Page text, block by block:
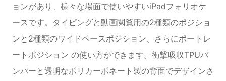
ョンがあり、様々な場面で使いやすいiPadフォリオケ
ースです。タイピングと動画閲覧用の2種類のポジショ
ンと2種類のワイドベースポジション、さらにポートレ
ートポジション の使い方ができます。衝撃吸収TPUバ
ンパーと透明なポリカーボネート製の背面でデザインさ